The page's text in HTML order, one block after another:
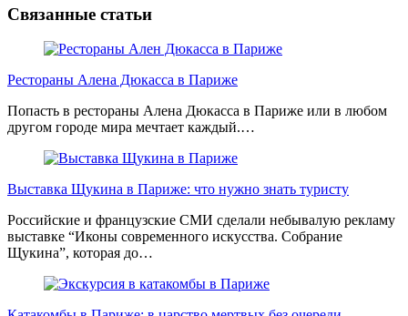
Связанные статьи
Рестораны Алена Дюкасса в Париже
Попасть в рестораны Алена Дюкасса в Париже или в любом
другом городе мира мечтает каждый.…
Выставка Щукина в Париже: что нужно знать туристу
Российские и французские СМИ сделали небывалую рекламу
выставке “Иконы современного искусства. Собрание
Щукина”, которая до…